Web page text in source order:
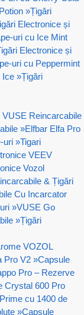
»Țigări
Electronice și
uri cu Ice Mint
Electronice și
uri cu Peppermint
Ice »Țigări
Reincarcabile
»Elfbar Elfa Pro
uri »Tigari
VEEV
Vozol
& Țigări
Cu Incarcator
»VUSE Go
»Țigări
VOZOL
Pro V2 »Capsule
Pro – Rezerve
Crystal 600 Pro
cu 1400 de
»Capsule